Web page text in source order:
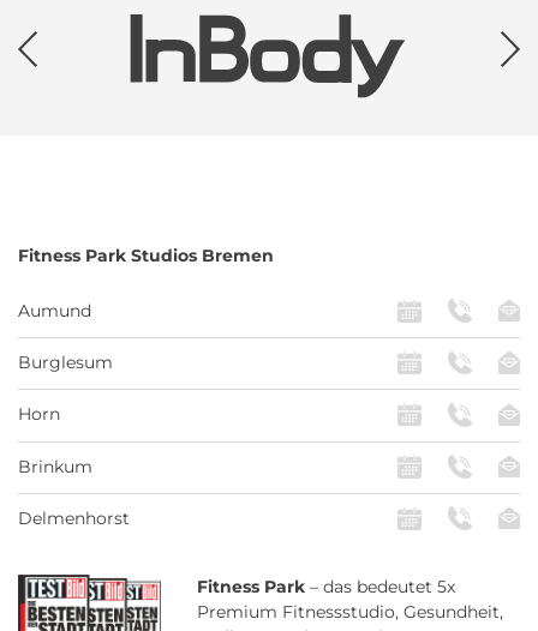
Fitness Park Studios Bremen
Aumund
Burglesum
Horn
Brinkum
Delmenhorst
Fitness Park – das bedeutet 5x
Premium Fitnessstudio, Gesundheit,